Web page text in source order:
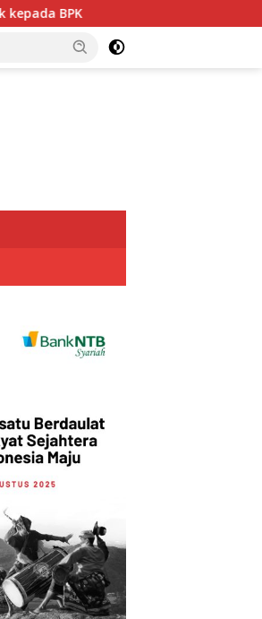
Politisi PDIP NTB Respons Demokrat